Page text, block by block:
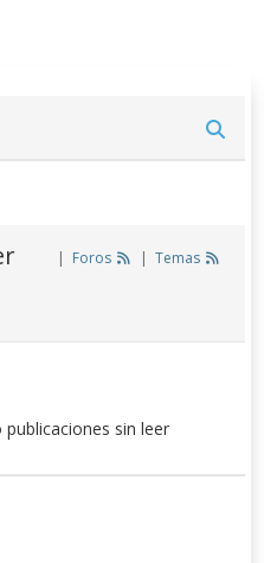
| Foros | Temas
sin leer